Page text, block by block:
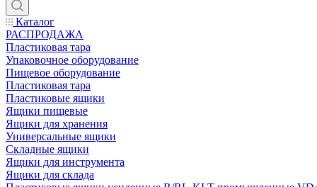
Каталог
РАСПРОДАЖА
Пластиковая тара
Упаковочное оборудование
Пищевое оборудование
Пластиковая тара
Пластиковые ящики
Ящики пищевые
Ящики для хранения
Универсальные ящики
Складные ящики
Ящики для инструмента
Ящики для склада